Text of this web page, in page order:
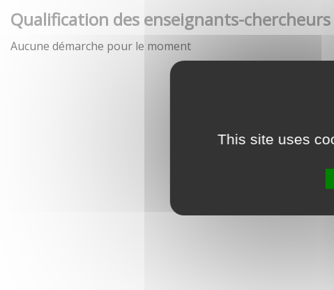
This site uses
Qualification des enseignants-
Aucune démarche pour le moment